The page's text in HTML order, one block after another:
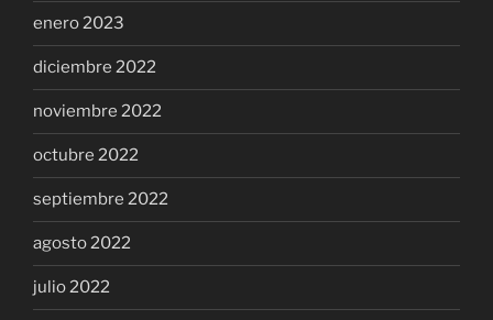
enero 2023
diciembre 2022
noviembre 2022
octubre 2022
septiembre 2022
agosto 2022
julio 2022